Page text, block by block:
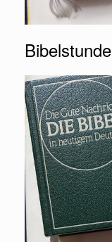
Bibelstunde